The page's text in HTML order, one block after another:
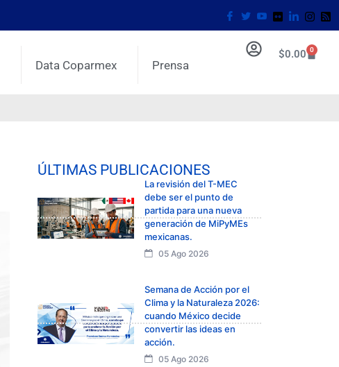
Data Coparmex Prensa
$0.00 0
ÚLTIMAS PUBLICACIONES
La revisión del T-MEC
debe ser el punto de
partida para una nueva
generación de MiPyMEs
mexicanas.
05 Ago 2026
Semana de Acción por el
Clima y la Naturaleza 2026:
cuando México decide
convertir las ideas en
acción.
05 Ago 2026